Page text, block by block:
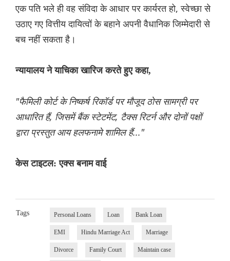
एक पति भले ही वह संविदा के आधार पर कार्यरत हो, स्वेच्छा से
उठाए गए वित्तीय दायित्वों के बहाने अपनी वैधानिक जिम्मेदारी से
बच नहीं सकता है।
न्यायालय ने याचिका खारिज करते हुए कहा,
"फैमिली कोर्ट के निष्कर्ष रिकॉर्ड पर मौजूद ठोस सामग्री पर
आधारित हैं, जिसमें बैंक स्टेटमेंट, टैक्स रिटर्न और दोनों पक्षों
द्वारा प्रस्तुत आय हलफनामे शामिल हैं..."
केस टाइटल: एक्स बनाम वाई
Tags Personal Loans Loan Bank Loan
EMI Hindu Marriage Act Marriage
Divorce Family Court Maintain case